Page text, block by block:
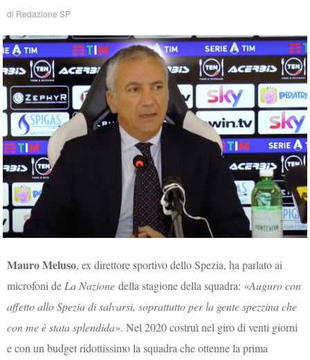
di Redazione SP
Mauro Meluso, ex direttore sportivo dello Spezia, ha parlato ai
microfoni de La Nazione della stagione della squadra: «Auguro con
affetto allo Spezia di salvarsi, soprattutto per la gente spezzina che
con me è stata splendida». Nel 2020 costruì nel giro di venti giorni
e con un budget ridottissimo la squadra che ottenne la prima